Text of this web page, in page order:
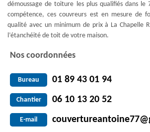
démoussage de toiture les plus qualifiés dans
compétence, ces couvreurs est en mesure de
qualité avec un minimum de prix à La Chapelle
l’étanchéité de toit de votre maison.
Nos coordonnées
Bureau 01 89 43 01 94
Chantier 06 10 13 20 52
E-mail